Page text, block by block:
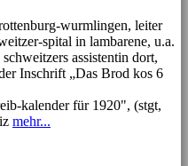
wurmlingen, leiter
spital in lambarene, u.a.
assistentin dort,
Inschrift „Das Brod kos 6
kalender für 1920", (stgt,
mehr...